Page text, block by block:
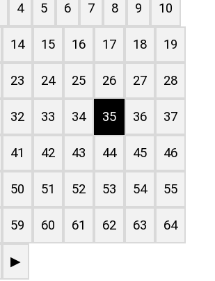
4 5 6 7 8 9 10
14 15 16 17 18 19
23 24 25 26 27 28
32 33 34 35 36 37
41 42 43 44 45 46
50 51 52 53 54 55
59 60 61 62 63 64
▶